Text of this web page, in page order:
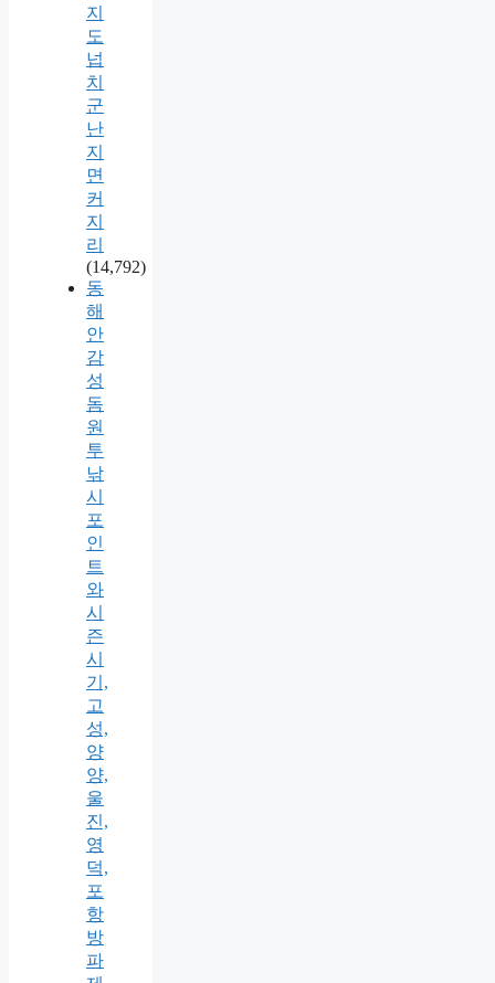
지
도
넙
치
군
난
지
면
커
지
리
(14,792)
동
해
안
감
성
돔
원
투
낚
시
포
인
트
와
시
즌
시
기,
고
성,
양
양,
울
진,
영
덕,
포
항
방
파